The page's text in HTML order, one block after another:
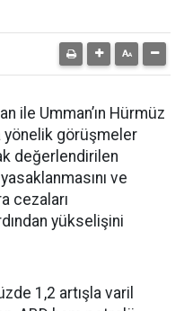
ile Umman’ın Hürmüz
yönelik görüşmeler
değerlendirilen
ve
cezaları
yükselişini
1,2 artışla varil